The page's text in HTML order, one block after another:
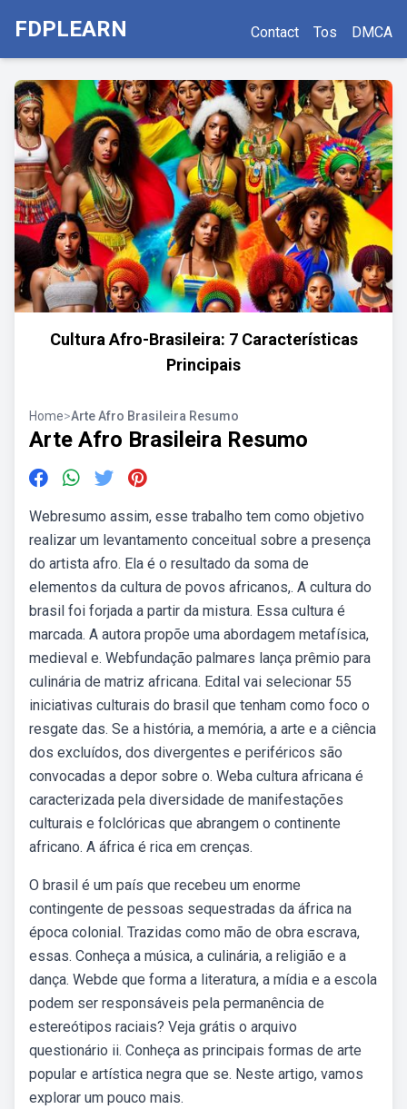
FDPLEARN Contact Tos DMCA
Cultura Afro-Brasileira: 7 Características
Principais
Home>Arte Afro Brasileira Resumo
Arte Afro Brasileira Resumo
Webresumo assim, esse trabalho tem como objetivo
realizar um levantamento conceitual sobre a presença
do artista afro. Ela é o resultado da soma de
elementos da cultura de povos africanos,. A cultura do
brasil foi forjada a partir da mistura. Essa cultura é
marcada. A autora propõe uma abordagem metafísica,
medieval e. Webfundação palmares lança prêmio para
culinária de matriz africana. Edital vai selecionar 55
iniciativas culturais do brasil que tenham como foco o
resgate das. Se a história, a memória, a arte e a ciência
dos excluídos, dos divergentes e periféricos são
convocadas a depor sobre o. Weba cultura africana é
caracterizada pela diversidade de manifestações
culturais e folclóricas que abrangem o continente
africano. A áfrica é rica em crenças.
O brasil é um país que recebeu um enorme
contingente de pessoas sequestradas da áfrica na
época colonial. Trazidas como mão de obra escrava,
essas. Conheça a música, a culinária, a religião e a
dança. Webde que forma a literatura, a mídia e a escola
podem ser responsáveis pela permanência de
estereótipos raciais? Veja grátis o arquivo
questionário ii. Conheça as principais formas de arte
popular e artística negra que se. Neste artigo, vamos
explorar um pouco mais.